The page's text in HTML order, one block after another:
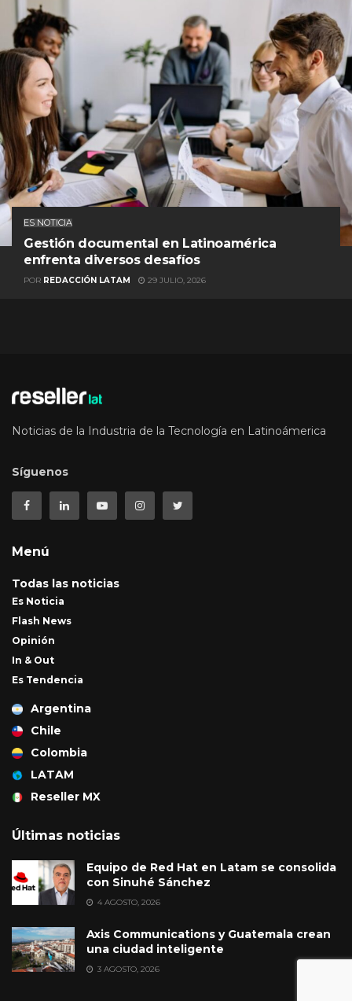
ES NOTICIA
Gestión documental en Latinoamérica
enfrenta diversos desafíos
POR REDACCIÓN LATAM 29 JULIO, 2026
Noticias de la Industria de la Tecnología en Latinoámerica
Síguenos
Menú
Todas las noticias
Es Noticia
Flash News
Opinión
In & Out
Es Tendencia
Argentina
Chile
Colombia
LATAM
Reseller MX
Últimas noticias
Equipo de Red Hat en Latam se consolida
con Sinuhé Sánchez
4 AGOSTO, 2026
Axis Communications y Guatemala crean
una ciudad inteligente
3 AGOSTO, 2026